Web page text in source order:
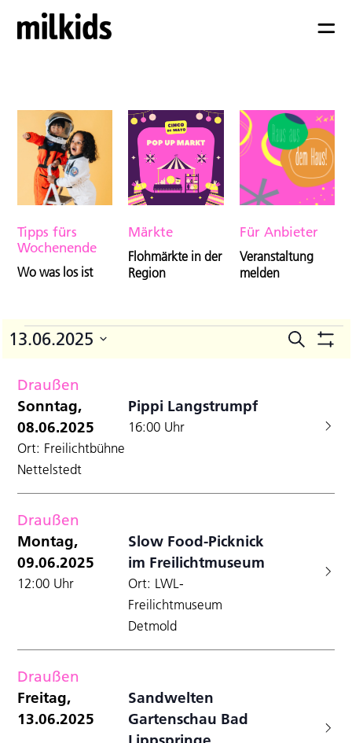
Tipps fürs
Wochenende
Wo was los ist
Märkte
Flohmärkte in der
Region
Für Anbieter
Veranstaltung
melden
Veranstaltungen
für
Freitag,
13.06.2025
Suche
13.06.2025
Draußen
Sonntag,
08.06.2025
Pippi Langstrumpf
16:00 Uhr
Ort: Freilichtbühne
Nettelstedt
Draußen
Montag,
09.06.2025
Slow Food-Picknick
im Freilichtmuseum
12:00 Uhr
Ort: LWL-
Freilichtmuseum
Detmold
Draußen
Freitag,
13.06.2025
Sandwelten
Gartenschau Bad